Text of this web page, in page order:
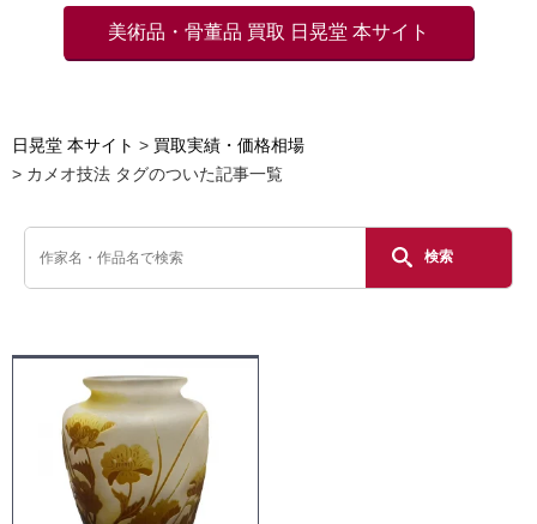
美術品・骨董品 買取 日晃堂 本サイト
日晃堂 本サイト
買取実績・価格相場
カメオ技法 タグのついた記事一覧
検索